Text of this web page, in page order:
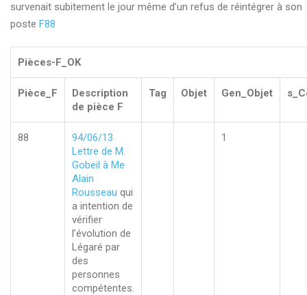
Juge Richer: Plainte détaillée et questionnement
Liste non-exhaustive de qualificatifs hors-normes
Mobbing : définition
Questions sur des accusations de dangerosité en
remerciement d’aide
Séjour au Centre de détention
Des aspects non retenus de la S.Q. pour justifier ses
accusations frivoles
J’ai besoin de vous
survenait subitement le jour même d’un refus de réintégrer à son
poste F88
Pièces-F_OK
Pièce_F
Description
de pièce F
Tag Objet Gen_Objet
88
94/06/13
Lettre de M.
Gobeil à Me
Alain
Rousseau qui
a intention de
vérifier
l’évolution de
Légaré par
des
personnes
compétentes.
1